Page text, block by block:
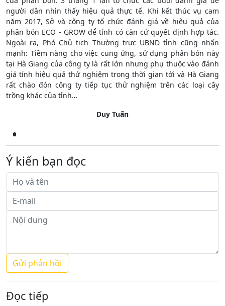
người dân nhìn thấy hiệu quả thực tế. Khi kết thúc vụ cam
năm 2017, Sở và công ty tổ chức đánh giá về hiệu quả của
phân bón ECO - GROW để tỉnh có căn cứ quyết định hợp tác.
Ngoài ra, Phó Chủ tịch Thường trực UBND tỉnh cũng nhấn
mạnh: Tiềm năng cho việc cung ứng, sử dụng phân bón này
tại Hà Giang của công ty là rất lớn nhưng phụ thuộc vào đánh
giá tính hiệu quả thử nghiệm trong thời gian tới và Hà Giang
rất chào đón công ty tiếp tục thử nghiệm trên các loại cây
trồng khác của tỉnh…
Duy Tuấn
Ý kiến bạn đọc
Đọc tiếp